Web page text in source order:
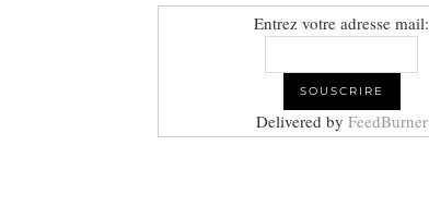
Entrez votre adresse mail:
Delivered by FeedBurner